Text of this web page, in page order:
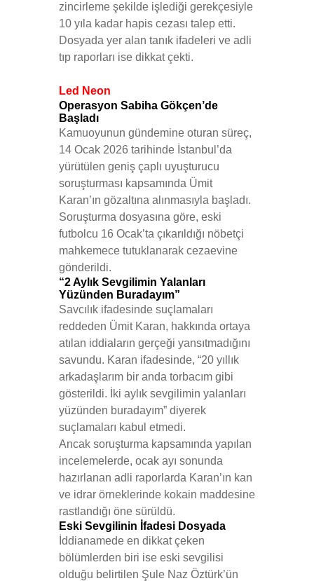
zincirleme şekilde işlediği gerekçesiyle
10 yıla kadar hapis cezası talep etti.
Dosyada yer alan tanık ifadeleri ve adli
tıp raporları ise dikkat çekti.
Led Neon
Operasyon Sabiha Gökçen’de
Başladı
Kamuoyunun gündemine oturan süreç,
14 Ocak 2026 tarihinde İstanbul’da
yürütülen geniş çaplı uyuşturucu
soruşturması kapsamında Ümit
Karan’ın gözaltına alınmasıyla başladı.
Soruşturma dosyasına göre, eski
futbolcu 16 Ocak’ta çıkarıldığı nöbetçi
mahkemece tutuklanarak cezaevine
gönderildi.
“2 Aylık Sevgilimin Yalanları
Yüzünden Buradayım”
Savcılık ifadesinde suçlamaları
reddeden Ümit Karan, hakkında ortaya
atılan iddiaların gerçeği yansıtmadığını
savundu. Karan ifadesinde, “20 yıllık
arkadaşlarım bir anda torbacım gibi
gösterildi. İki aylık sevgilimin yalanları
yüzünden buradayım” diyerek
suçlamaları kabul etmedi.
Ancak soruşturma kapsamında yapılan
incelemelerde, ocak ayı sonunda
hazırlanan adli raporlarda Karan’ın kan
ve idrar örneklerinde kokain maddesine
rastlandığı öne sürüldü.
Eski Sevgilinin İfadesi Dosyada
İddianamede en dikkat çeken
bölümlerden biri ise eski sevgilisi
olduğu belirtilen Şule Naz Öztürk’ün